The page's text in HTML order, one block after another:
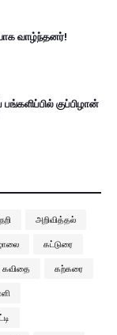
வாழ்ந்தனர்!
குப்பிழான்
அறிவித்தல்
கட்டுரை
கவிதை
கற்கரை